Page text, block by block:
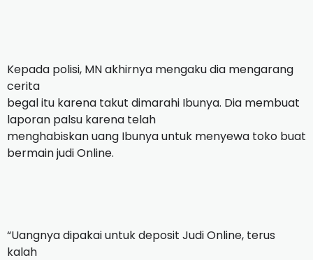
Kepada polisi, MN akhirnya mengaku dia mengarang
cerita
begal itu karena takut dimarahi Ibunya. Dia membuat
laporan palsu karena telah
menghabiskan uang Ibunya untuk menyewa toko buat
bermain judi Online.
“Uangnya dipakai untuk deposit Judi Online, terus
kalah